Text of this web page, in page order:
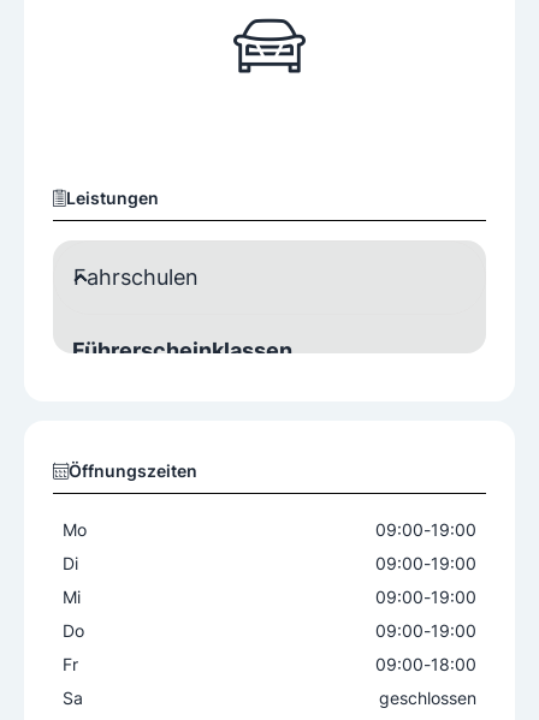
Leistungen
Fahrschulen
Führerscheinklassen
Öffnungszeiten
Mo 09:00-19:00
Di
09:00-19:00
Mi
09:00-19:00
Do
09:00-19:00
Fr
09:00-18:00
Sa
geschlossen